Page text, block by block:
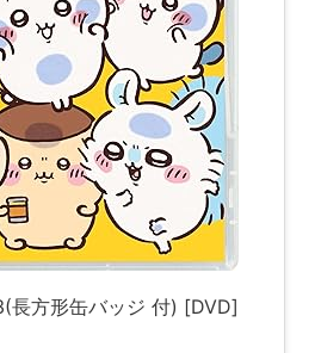
長方形缶バッジ 付) [DVD]